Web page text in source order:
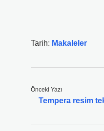
Tarih: Makaleler
Önceki Yazı
Tempera resim